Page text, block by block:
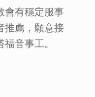
會有穩定服事
推薦，願意接
音事工。